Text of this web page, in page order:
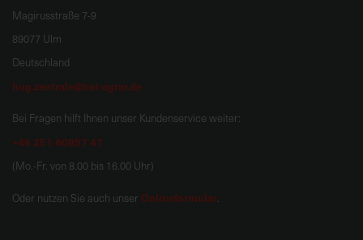
Magirusstraße 7-9
89077 Ulm
Deutschland
hug.zentrale@bat-agrar.de
Bei Fragen hilft Ihnen unser Kundenservice weiter:
+49 251 60957 47
(Mo.-Fr. von 8.00 bis 16.00 Uhr)
Oder nutzen Sie auch unser Onlineformular.